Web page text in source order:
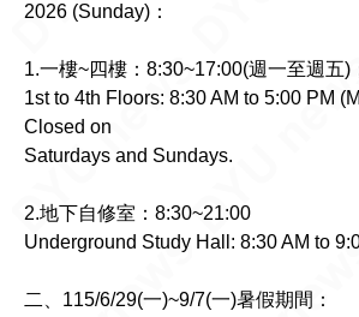
2026 (Sunday)：
1.一樓~四樓：8:30~17:00(週一至週五)
1st to 4th Floors: 8:30 AM to 5:00 PM
Closed on
Saturdays and Sundays.
2.地下自修室：8:30~21:00
Underground Study Hall: 8:30 AM to
二、115/6/29(一)~9/7(一)暑假期間：